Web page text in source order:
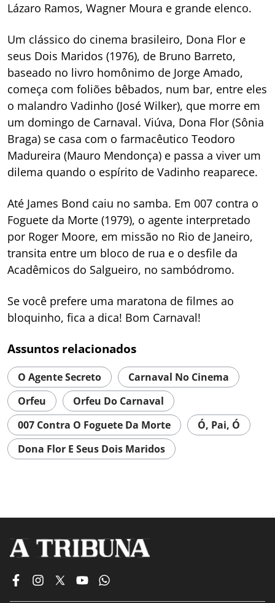
Lázaro Ramos, Wagner Moura e grande elenco.
Um clássico do cinema brasileiro, Dona Flor e
seus Dois Maridos (1976), de Bruno Barreto,
baseado no livro homônimo de Jorge Amado,
começa com foliões bêbados, num bar, entre eles
o malandro Vadinho (José Wilker), que morre em
um domingo de Carnaval. Viúva, Dona Flor (Sônia
Braga) se casa com o farmacêutico Teodoro
Madureira (Mauro Mendonça) e passa a viver um
dilema quando o espírito de Vadinho reaparece.
Até James Bond caiu no samba. Em 007 contra o
Foguete da Morte (1979), o agente interpretado
por Roger Moore, em missão no Rio de Janeiro,
transita entre um bloco de rua e o desfile da
Acadêmicos do Salgueiro, no sambódromo.
Se você prefere uma maratona de filmes ao
bloquinho, fica a dica! Bom Carnaval!
Assuntos relacionados
O Agente Secreto
Carnaval No Cinema
Orfeu
Orfeu Do Carnaval
007 Contra O Foguete Da Morte
Ó, Pai, Ó
Dona Flor E Seus Dois Maridos